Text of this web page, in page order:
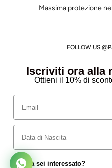
Massima protezione
FOLLOW US
Iscriviti ora alla
Ottieni il 10% di
A cosa sei interessato?